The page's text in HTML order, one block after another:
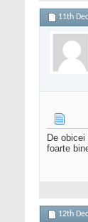
11th
De
foarte
12th